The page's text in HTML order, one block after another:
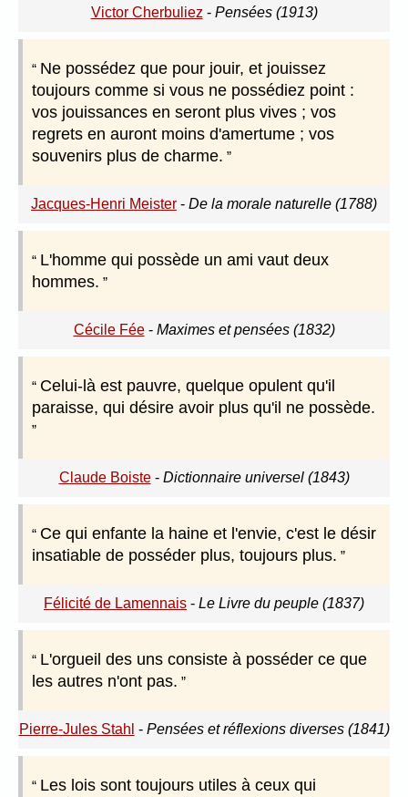
Victor Cherbuliez - Pensées (1913)
Ne possédez que pour jouir, et jouissez
toujours comme si vous ne possédiez point :
vos jouissances en seront plus vives ; vos
regrets en auront moins d'amertume ; vos
souvenirs plus de charme.
Jacques-Henri Meister - De la morale naturelle (1788)
L'homme qui possède un ami vaut deux
hommes.
Cécile Fée- Maximes et pensées (1832)
Celui-là est pauvre, quelque opulent qu'il
paraisse, qui désire avoir plus qu'il ne possède.
Claude Boiste- Dictionnaire universel (1843)
Ce qui enfante la haine et l'envie, c'est le désir
insatiable de posséder plus, toujours plus.
Félicité de Lamennais - Le Livre du peuple (1837)
L'orgueil des uns consiste à posséder ce que
les autres n'ont pas.
Pierre-Jules Stahl - Pensées et réflexions diverses (1841)
Les lois sont toujours utiles à ceux qui